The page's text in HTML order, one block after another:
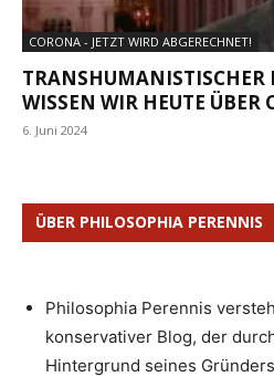
CORONA - JETZT WIRD ABGERECHNET!
TRANSHUMANISTISCHER
WISSEN WIR HEUTE ÜBER
6. Juni 2024
ÜBER PHILOSOPHIA PERENNIS
Philosophia Perennis
konservativer Blog, der
Hintergrund seines